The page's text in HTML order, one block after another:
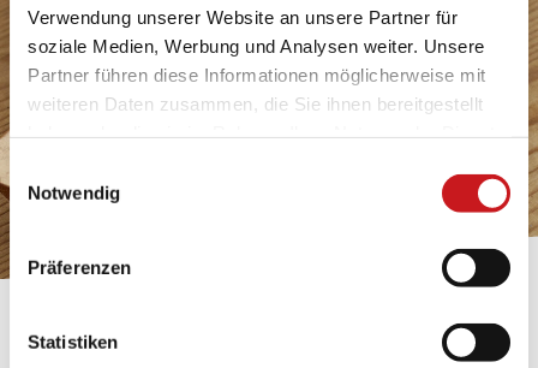
Verwendung unserer Website an unsere Partner für
soziale Medien, Werbung und Analysen weiter. Unsere
Partner führen diese Informationen möglicherweise mit
weiteren Daten zusammen, die Sie ihnen bereitgestellt
Datenschutzhinweisen
mehr darüber, wer wir sind, wie
personenbezogene Daten verarbeiten. Hier geht’s zum
Impressum.
Notwendig
Präferenzen
Statistiken